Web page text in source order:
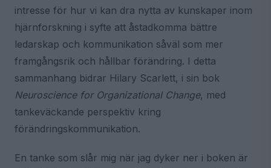
intresse för hur vi kan dra nytta av kunskaper inom
hjärnforskning i syfte att åstadkomma bättre
ledarskap och kommunikation såväl som mer
framgångsrik och hållbar förändring. I detta
sammanhang bidrar Hilary Scarlett, i sin bok
Neuroscience for Organizational Change, med
tankeväckande perspektiv kring
förändringskommunikation.
En tanke som slår mig när jag dyker ner i boken är